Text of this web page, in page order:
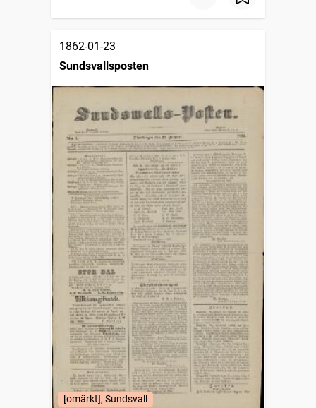
1862-01-23
Sundsvallsposten
[omärkt], Sundsvall